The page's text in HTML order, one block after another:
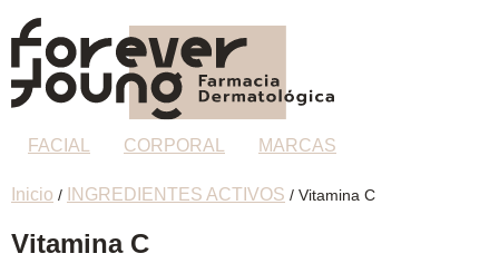
FACIAL CORPORAL MARCAS
Inicio / INGREDIENTES ACTIVOS / Vitamina C
Vitamina C